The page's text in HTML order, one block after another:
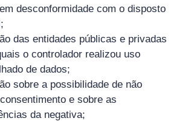
desconformidade com o disposto
das entidades públicas e privadas
o controlador realizou uso
de dados;
sobre a possibilidade de não
e sobre as
da negativa;